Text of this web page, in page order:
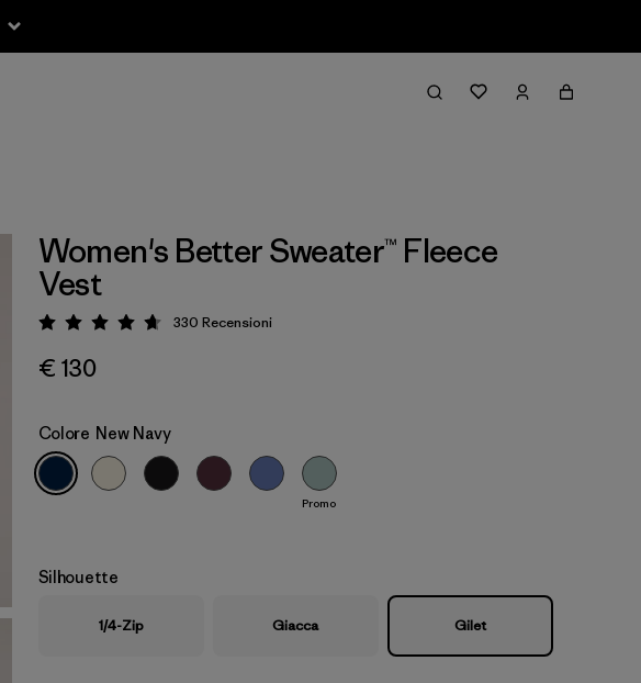
Women's Better Sweater™ Fleece
Vest
Valutazione: 4.7 / 5
330 Recensioni
€ 130
Colore New Navy
Promo
Silhouette
1/4-Zip Giacca Gilet